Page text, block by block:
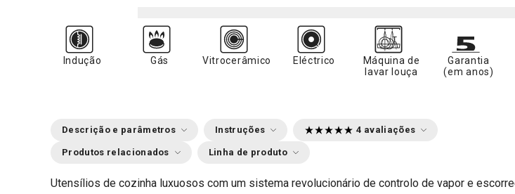
Indução Gás Vitrocerâmico Eléctrico
Máquina de
lavar louça
Garantia
(em anos)
Descrição e parâmetros Instruções 4 avaliações
Produtos relacionados Linha de produto
Utensílios de cozinha luxuosos com um sistema revolucionário de controlo de vapor e